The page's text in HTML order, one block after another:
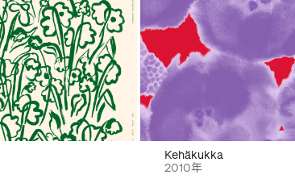
Kehäkukka
2010年